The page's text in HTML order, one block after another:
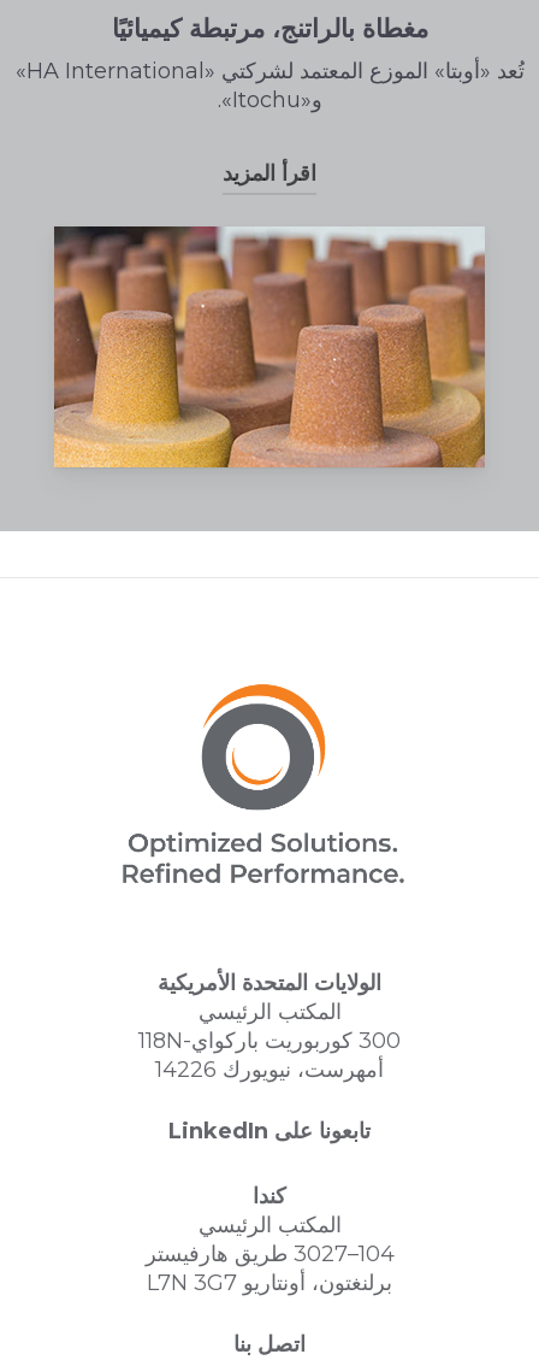
الجودة. يمكن أن يؤدي تغلغل المعدن المنصهر
في رمل القوالب إلى حدوث عيوب تُعرف عادةً
باسم «Burn On» أو «Burn In». تساعد إضافة
كارسين إلى الرمل في إنتاج رمل قوالب متوازن
ونظيفة. يقلل كارسين من أعمال التنظيف
ويحسن قابلية المسبوكات للتشغيل الآلي.
مزيد من المعلومات
مغطاة بالراتنج، مرتبطة كيميائيًا
تُعد «أوبتا» الموزع المعتمد لشركتي «HA International»
و«Itochu».
اقرأ المزيد
نقدم لصناعة المسابك في أمريكا الشمالية
مجموعة المنتجات الأكثر شمولاً في أربعة
قطاعات
سوقية:
أنظمة الراتنجات المستخدمة في ربط الرمل
الرمل المطلي بالراتنج (RCS) المستخدم في
عملية التصنيع بالغلاف
الطلاءات المقاومة للحرارة
مجموعة «أوبتا للمعادن الصناعية»، منتجات
منخفضة النيتروجين، ورمالًا مطلية متخصصة مثل
المساعدة في مجال صناعة المسابك مثل المواد
اللاصقة وعوامل الفصل.
(PUCB)، نظام اليوريثان الفينولي بدون تحميص
(PUNB)، نظام الصندوق الدافئ، ALpHASET،
مزيد من المعلومات
الولايات المتحدة الأمريكية
المكتب الرئيسي
300 كوربوريت باركواي-118N
أمهرست، نيويورك 14226
تابعونا على LinkedIn
كندا
المكتب الرئيسي
104–3027 طريق هارفيستر
برلنغتون، أونتاريو L7N 3G7
اتصل بنا